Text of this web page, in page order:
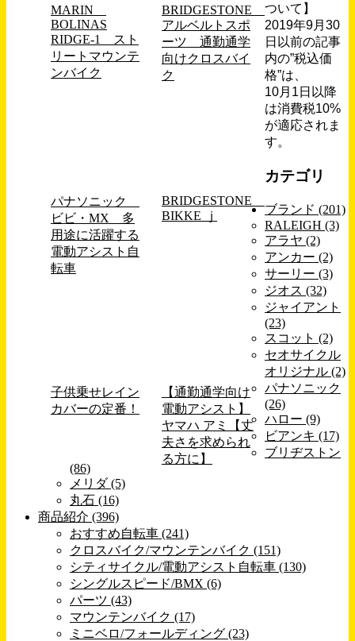
MARIN
BOLINAS
RIDGE-1 スト
リートマウンテ
ンバイク
BRIDGESTONE
アルベルトスポ
ーツ 通勤通学
向けクロスバイ
ク
パナソニック
ビビ・MX 多
用途に活躍する
電動アシスト自
転車
BRIDGESTONE
BIKKE ｊ
子供乗せレイン
カバーの定番！
【通勤通学向け
電動アシスト】
ヤマハ アミ【丈
夫さを求められ
る方に】
ついて】
2019年9月30
日以前の記事
内の”税込価
格”は、
10月1日以降
は消費税10%
が適応されま
す。
カテゴリ
ブランド (201)
RALEIGH (3)
アラヤ (2)
アンカー (2)
サーリー (3)
ジオス (32)
ジャイアント
(23)
スコット (2)
セオサイクル
オリジナル (2)
パナソニック
(26)
ハロー (9)
ビアンキ (17)
ブリヂストン
(86)
メリダ (5)
丸石 (16)
商品紹介 (396)
おすすめ自転車 (241)
クロスバイク/マウンテンバイク (151)
シティサイクル/電動アシスト自転車 (130)
シングルスピード/BMX (6)
パーツ (43)
マウンテンバイク (17)
ミニベロ/フォールディング (23)